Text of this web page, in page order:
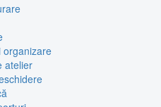
organizare
atelier